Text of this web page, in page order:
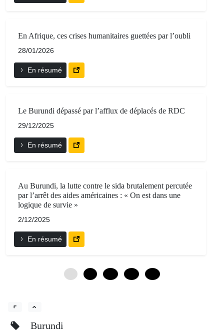
En Afrique, ces crises humanitaires guettées par l’oubli
28/01/2026
En résumé
Le Burundi dépassé par l’afflux de déplacés de RDC
29/12/2025
En résumé
Au Burundi, la lutte contre le sida brutalement percutée
par l’arrêt des aides américaines : « On est dans une
logique de survie »
2/12/2025
En résumé
Burundi